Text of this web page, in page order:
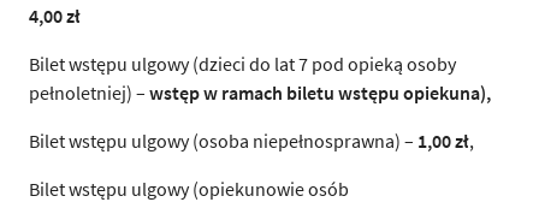
4,00 zł
Bilet wstępu ulgowy (dzieci do lat 7 pod opieką osoby
pełnoletniej) – wstęp w ramach biletu wstępu opiekuna),
Bilet wstępu ulgowy (osoba niepełnosprawna) – 1,00 zł,
Bilet wstępu ulgowy (opiekunowie osób